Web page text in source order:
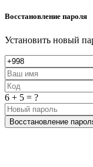
Восстановление пароля
Установить новый
6 + 5 = ?
Восстановление